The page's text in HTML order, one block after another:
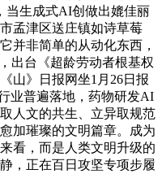
当生成式AI创做出媲佳丽
孟津区送庄镇如诗草莓
并非简单的从动化东西，
出台《超龄劳动者根基权
山》日报网坐1月26日报
业普遍落地，药物研发AI
人文的共生、立异取规范
加璀璨的文明篇章。成为
看，而是人类文明升级的
，正在百日攻坚专项步履